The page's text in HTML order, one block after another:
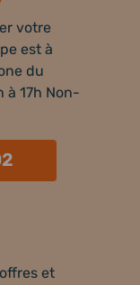
votre
est à
du
à 17h Non-
et